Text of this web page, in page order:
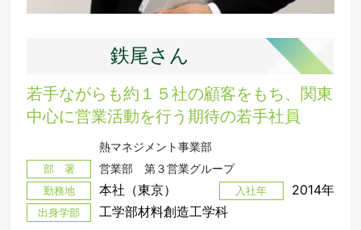
鉄尾さん
若手ながらも約１５社の顧客をもち、関東
中心に営業活動を行う期待の若手社員
部 署
熱マネジメント事業部
営業部 第３営業グループ
勤務地 本社（東京） 入社年 2014年
出身学部 工学部材料創造工学科